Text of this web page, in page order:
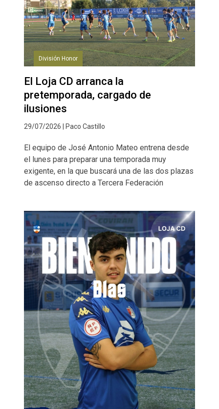
División Honor
El Loja CD arranca la
pretemporada, cargado de
ilusiones
29/07/2026 | Paco Castillo
El equipo de José Antonio Mateo entrena desde
el lunes para preparar una temporada muy
exigente, en la que buscará una de las dos plazas
de ascenso directo a Tercera Federación